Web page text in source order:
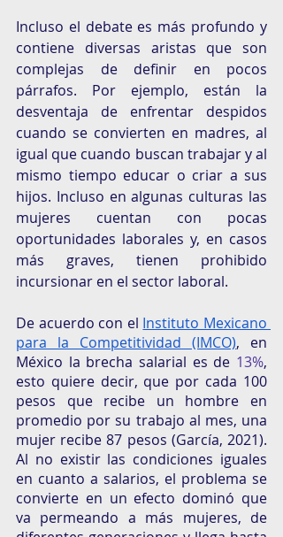
Incluso el debate es más profundo y
contiene diversas aristas que son
complejas de definir en pocos
párrafos. Por ejemplo, están la
desventaja de enfrentar despidos
cuando se convierten en madres, al
igual que cuando buscan trabajar y al
mismo tiempo educar o criar a sus
hijos. Incluso en algunas culturas las
mujeres cuentan con pocas
oportunidades laborales y, en casos
más graves, tienen prohibido
incursionar en el sector laboral.
De acuerdo con el Instituto Mexicano
para la Competitividad (IMCO), en
México la brecha salarial es de 13%,
esto quiere decir, que por cada 100
pesos que recibe un hombre en
promedio por su trabajo al mes, una
mujer recibe 87 pesos (García, 2021).
Al no existir las condiciones iguales
en cuanto a salarios, el problema se
convierte en un efecto dominó que
va permeando a más mujeres, de